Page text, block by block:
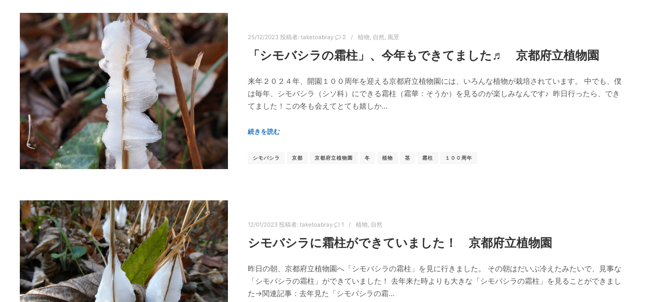
25/12/2023 投稿者: taketoabray 2 植物, 自然, 風景
「シモバシラの霜柱」、今年もできてました♬ 京都府立植物園
来年２０２４年、開園１００周年を迎える京都府立植物園には、いろんな植物が栽培されています。 中でも、僕
は毎年、シモバシラ（シソ科）にできる霜柱（霜華：そうか）を見るのが楽しみなんです♪ 昨日行ったら、でき
てました！この冬も会えてとても嬉しか…
続きを読む
シモバシラ 京都 京都府立植物園 冬 植物 茎 霜柱 １００周年
12/01/2023 投稿者: taketoabray 1 植物, 自然
シモバシラに霜柱ができていました！ 京都府立植物園
昨日の朝、京都府立植物園へ「シモバシラの霜柱」を見に行きました。 その朝はだいぶ冷えたみたいで、見事な
「シモバシラの霜柱」ができていました！ 去年来た時よりも大きな「シモバシラの霜柱」を見ることができまし
た→関連記事：去年見た「シモバシラの霜…